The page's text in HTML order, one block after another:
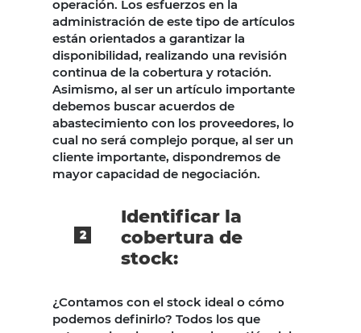
operación. Los esfuerzos en la
administración de este tipo de artículos
están orientados a garantizar la
disponibilidad, realizando una revisión
continua de la cobertura y rotación.
Asimismo, al ser un artículo importante
debemos buscar acuerdos de
abastecimiento con los proveedores, lo
cual no será complejo porque, al ser un
cliente importante, dispondremos de
mayor capacidad de negociación.
Identificar la
cobertura de
stock:
¿Contamos con el stock ideal o cómo
podemos definirlo? Todos los que